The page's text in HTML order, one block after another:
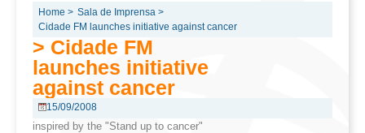
Home > Sala de Imprensa >
Cidade FM launches initiative against cancer
> Cidade FM
launches initiative
against cancer
15/09/2008
inspired by the "Stand up to cancer"